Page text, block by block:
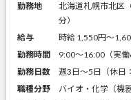
勤務地
北海道札幌市北区
分）
給与
時給 1,550円〜
勤務時間
9:00～16:00（実働
勤務日数
週3日～5日（休日
職種分野
バイオ・化学（機